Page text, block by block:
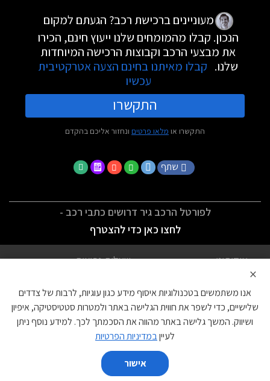
מעוניינים ברכישת רכב? הגעתם למקום
הנכון. קבלו מהמומחים שלנו ייעוץ חינם, הכירו
את מבצעי הרכב וקבוצות הרכישה המיוחדות
שלנו. קבלו מאיתנו בחינם הצעה אטרקטיבית
עכשיו
התקשרו
התקשרו או מלאו פרטים ונחזור אליכם בהקדם
שתף
לפורטל הרכב גיר דרושים כתבי רכב -
לחצו כאן כדי להצטרף
אודותינו
שאלות נפוצות
הצהרת נגישות
צור קשר
עוגיות
×
אנו משתמשים בטכנולוגיות איסוף מידע כגון עוגיות, לרבות של צדדים
שלישיים, כדי לשפר את חווית הגלישה באתר ולמטרות סטטיסטיקה, איפיון
ושיווק. המשך גלישה באתר מהווה את הסכמתך לכך. למידע נוסף ניתן
לעייןבמדיניות הפרטיות
אישור